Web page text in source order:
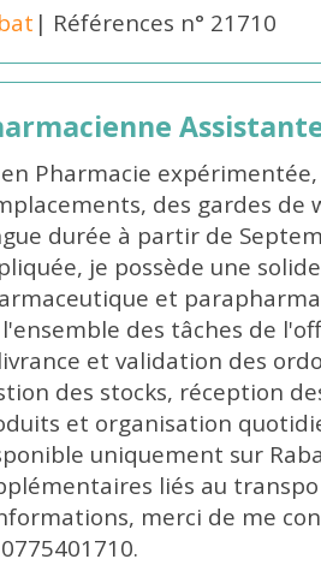
| Références n° 21710
Pharmacie
des gardes de
durée à partir de
je possède une
et
des tâches de
et validation des
des stocks, réception
et organisation
uniquement sur
liés au
merci de me